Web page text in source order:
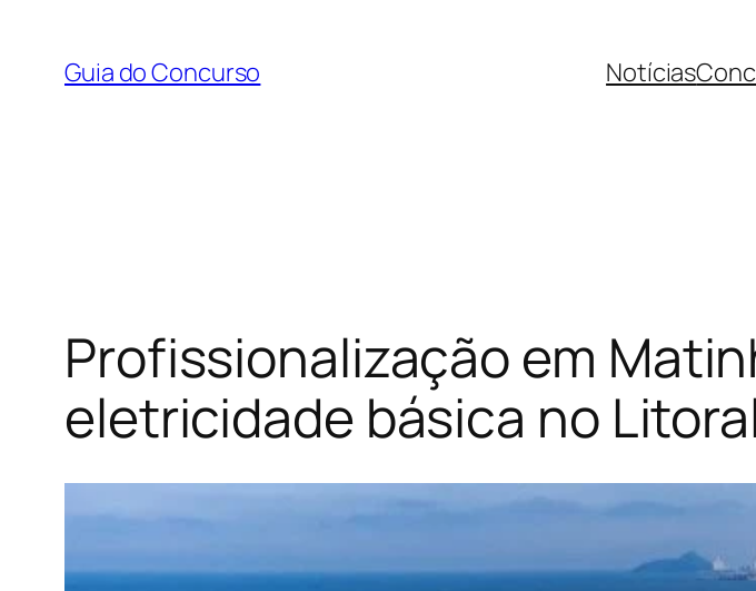
Guia do Concurso Notícias
Profissionalização em
eletricidade básica no